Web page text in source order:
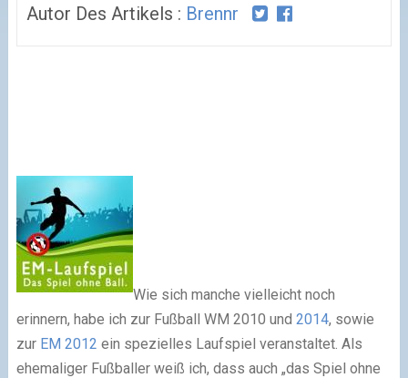
Autor Des Artikels : Brennr
Wie sich manche vielleicht noch
erinnern, habe ich zur Fußball WM 2010 und 2014, sowie
zur EM 2012 ein spezielles Laufspiel veranstaltet. Als
ehemaliger Fußballer weiß ich, dass auch „das Spiel ohne